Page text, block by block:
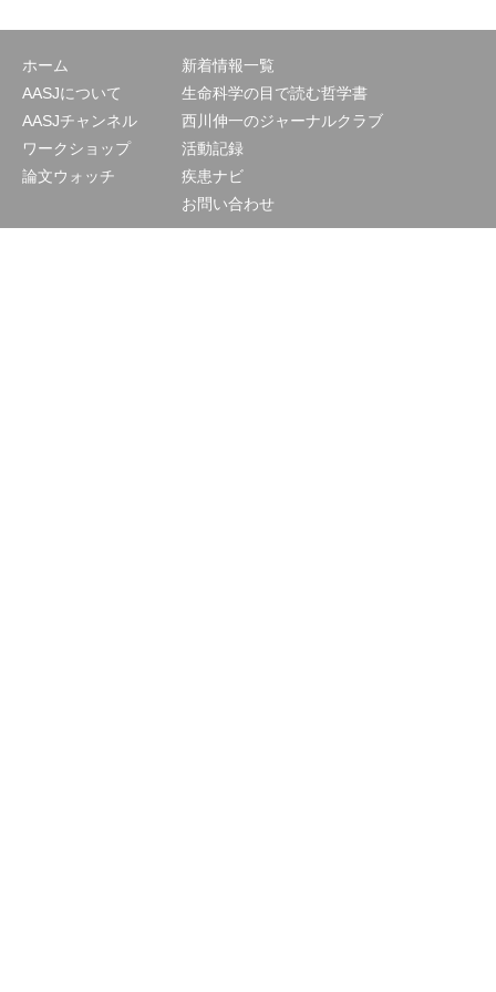
ホーム
AASJについて
AASJチャンネル
ワークショップ
論文ウォッチ
新着情報一覧
生命科学の目で読む哲学書
西川伸一のジャーナルクラブ
活動記録
疾患ナビ
お問い合わせ